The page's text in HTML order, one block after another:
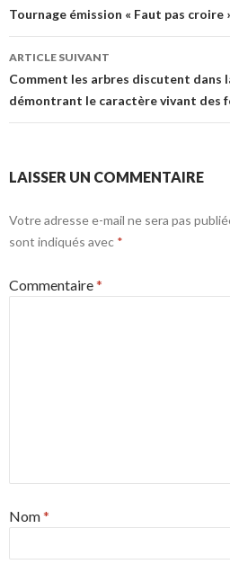
des
articles
Tournage émission « Faut pas croire
ARTICLE SUIVANT
Comment les arbres discutent dans
démontrant le caractère vivant des
LAISSER UN COMMENTAIRE
Votre adresse e-mail ne sera pas
sont indiqués avec *
Commentaire*
Nom*